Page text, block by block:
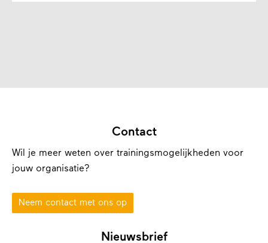
Contact
Wil je meer weten over trainingsmogelijkheden voor
jouw organisatie?
Neem contact met ons op
Nieuwsbrief